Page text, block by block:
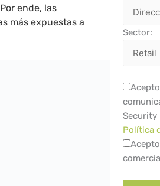
ende, las
más expuestas a
Sector:
Security
Política